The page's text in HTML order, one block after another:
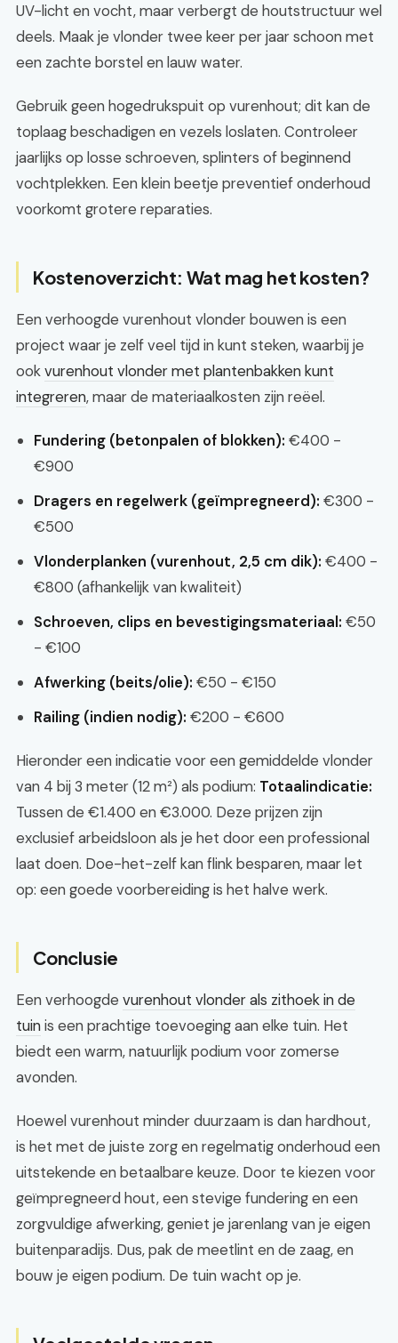
UV-licht en vocht, maar verbergt de houtstructuur wel
deels. Maak je vlonder twee keer per jaar schoon met
een zachte borstel en lauw water.
Gebruik geen hogedrukspuit op vurenhout; dit kan de
toplaag beschadigen en vezels loslaten. Controleer
jaarlijks op losse schroeven, splinters of beginnend
vochtplekken. Een klein beetje preventief onderhoud
voorkomt grotere reparaties.
Kostenoverzicht: Wat mag het kosten?
Een verhoogde vurenhout vlonder bouwen is een
project waar je zelf veel tijd in kunt steken, waarbij je
ookvurenhout vlonder met plantenbakken kunt
integreren, maar de materiaalkosten zijn reëel.
Fundering (betonpalen of blokken): €400 -
€900
Dragers en regelwerk (geïmpregneerd): €300 -
€500
Vlonderplanken (vurenhout, 2,5 cm dik): €400 -
€800 (afhankelijk van kwaliteit)
Schroeven, clips en bevestigingsmateriaal: €50
- €100
Afwerking (beits/olie): €50 - €150
Railing (indien nodig): €200 - €600
Hieronder een indicatie voor een gemiddelde vlonder
van 4 bij 3 meter (12 m²) als podium: Totaalindicatie:
Tussen de €1.400 en €3.000. Deze prijzen zijn
exclusief arbeidsloon als je het door een professional
laat doen. Doe-het-zelf kan flink besparen, maar let
op: een goede voorbereiding is het halve werk.
Conclusie
Een verhoogde vurenhout vlonder als zithoek in de
tuinis een prachtige toevoeging aan elke tuin. Het
biedt een warm, natuurlijk podium voor zomerse
avonden.
Hoewel vurenhout minder duurzaam is dan hardhout,
is het met de juiste zorg en regelmatig onderhoud een
uitstekende en betaalbare keuze. Door te kiezen voor
geïmpregneerd hout, een stevige fundering en een
zorgvuldige afwerking, geniet je jarenlang van je eigen
buitenparadijs. Dus, pak de meetlint en de zaag, en
bouw je eigen podium. De tuin wacht op je.